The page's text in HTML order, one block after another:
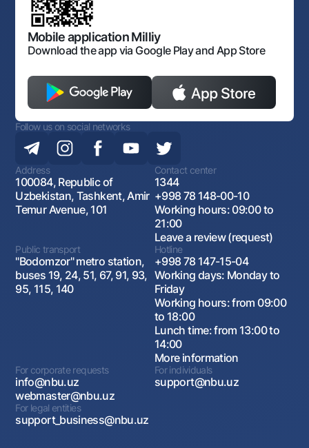
for Foreign Economic Activity of Uzbekistan
Open data
Antimonopoly compliance
Mobile application Milliy
Download the app via Google Play and App Store
Follow us on social networks
Address
100084, Republic of
Uzbekistan, Tashkent, Amir
Temur Avenue, 101
Contact center
1344
+998 78 148-00-10
Working hours: 09:00 to
21:00
Leave a review (request)
Public transport
"Bodomzor" metro station,
buses 19, 24, 51, 67, 91, 93,
95, 115, 140
Hotline
+998 78 147-15-04
Working days: Monday to
Friday
Working hours: from 09:00
to 18:00
Lunch time: from 13:00 to
14:00
More information
For corporate requests
info@nbu.uz
webmaster@nbu.uz
For individuals
support@nbu.uz
For legal entities
support_business@nbu.uz